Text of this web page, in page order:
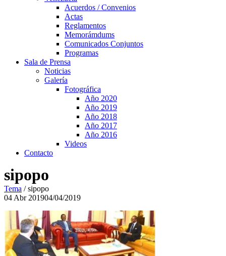
Acuerdos / Convenios
Actas
Reglamentos
Memorámdums
Comunicados Conjuntos
Programas
Sala de Prensa
Noticias
Galería
Fotográfica
Año 2020
Año 2019
Año 2018
Año 2017
Año 2016
Videos
Contacto
sipopo
Tema /sipopo
04 Abr 201904/04/2019